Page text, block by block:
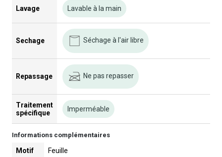
Lavage Lavable à la main
Sechage Séchage à l'air libre
Repassage Ne pas repasser
Traitement
spécifique
Imperméable
Informations complémentaires
Motif Feuille